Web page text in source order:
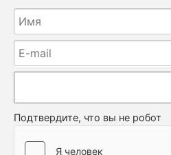
Подтвердите, что вы не робот